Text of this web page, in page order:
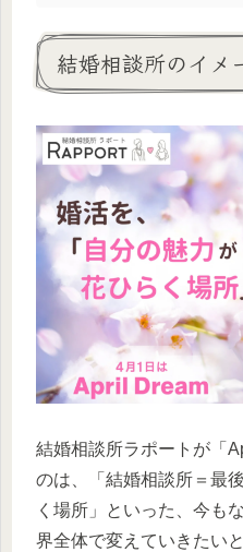
結婚相談所のイメ
結婚相談所ラポートが「
のは、「結婚相談所＝最
く場所」といった、今も
界全体で変えていきたい